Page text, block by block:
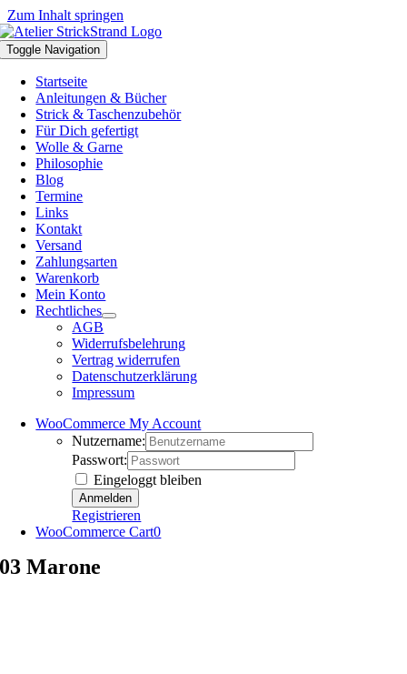
Zum Inhalt springen
Toggle Navigation
Startseite
Anleitungen & Bücher
Strick & Taschenzubehör
Für Dich gefertigt
Wolle & Garne
Philosophie
Blog
Termine
Links
Kontakt
Versand
Zahlungsarten
Warenkorb
Mein Konto
Rechtliches
AGB
Widerrufsbelehrung
Vertrag widerrufen
Datenschutzerklärung
Impressum
WooCommerce My Account
Nutzername:
Passwort:
Eingeloggt bleiben
Registrieren
WooCommerce Cart0
03 Marone